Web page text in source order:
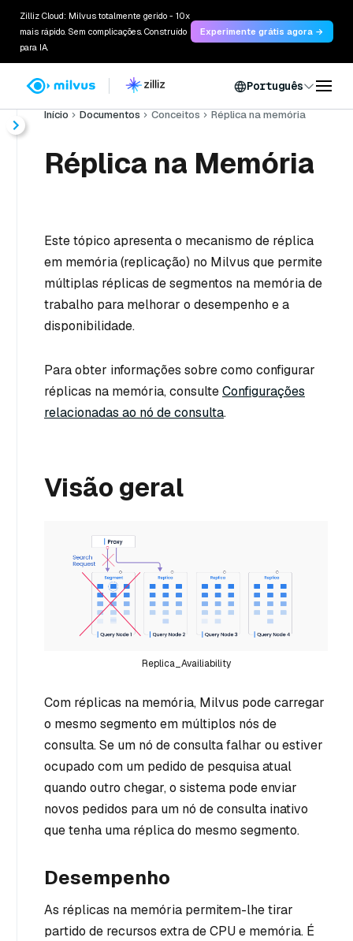
Zilliz Cloud: Milvus totalmente gerido - 10x
mais rápido. Sem complicações. Construído
para IA.
Experimente grátis agora →
Português
Início Documentos Conceitos Réplica na memória
Réplica na Memória
Este tópico apresenta o mecanismo de réplica
em memória (replicação) no Milvus que permite
múltiplas réplicas de segmentos na memória de
trabalho para melhorar o desempenho e a
disponibilidade.
Para obter informações sobre como configurar
réplicas na memória, consulteConfigurações
relacionadas ao nó de consulta.
Visão geral
Replica_Availiability
Com réplicas na memória, Milvus pode carregar
o mesmo segmento em múltiplos nós de
consulta. Se um nó de consulta falhar ou estiver
ocupado com um pedido de pesquisa atual
quando outro chegar, o sistema pode enviar
novos pedidos para um nó de consulta inativo
que tenha uma réplica do mesmo segmento.
Desempenho
As réplicas na memória permitem-lhe tirar
partido de recursos extra de CPU e memória. É